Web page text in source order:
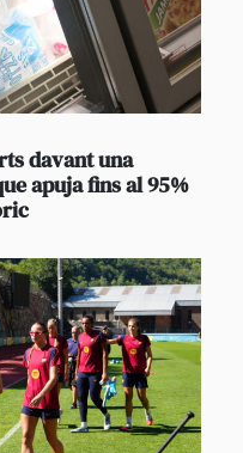
davant una
apuja fins al 95%